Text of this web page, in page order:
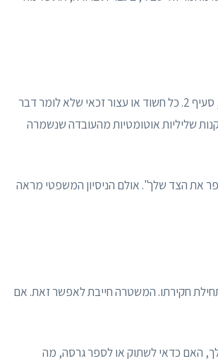
הזכות לשתיקה מעוגנת בחוק סדר הדין הפלילי (נוסח משולב), תשמ"ב-1982, סעיף 2. כל חשוד או עצור זכאי שלא לומר דבר
שליליות אוטומטיות מהעובדה שנשמרה
את הצד שלך". אולם הניסיון המשפטי מראה
לפני תחילת חקירתו. המשטרה חייבת לאפשר זאת. אם
האם כדאי לשתוק או לספר גרסה, מה